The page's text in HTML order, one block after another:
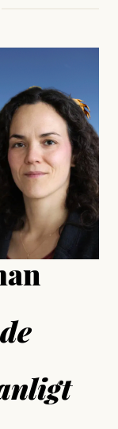
”Livet i sig